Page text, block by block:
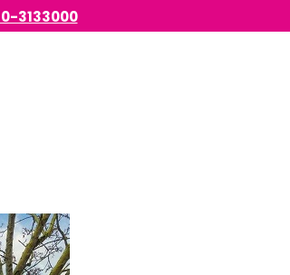
3133000